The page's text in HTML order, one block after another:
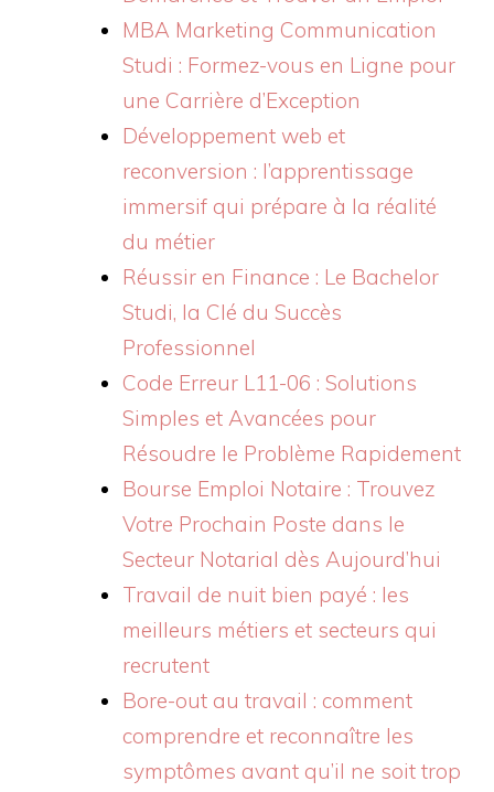
MBA Marketing Communication
Studi : Formez-vous en Ligne pour
une Carrière d’Exception
Développement web et
reconversion : l’apprentissage
immersif qui prépare à la réalité
du métier
Réussir en Finance : Le Bachelor
Studi, la Clé du Succès
Professionnel
Code Erreur L11-06 : Solutions
Simples et Avancées pour
Résoudre le Problème Rapidement
Bourse Emploi Notaire : Trouvez
Votre Prochain Poste dans le
Secteur Notarial dès Aujourd’hui
Travail de nuit bien payé : les
meilleurs métiers et secteurs qui
recrutent
Bore-out au travail : comment
comprendre et reconnaître les
symptômes avant qu’il ne soit trop